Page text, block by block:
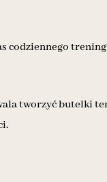
codziennego
tworzyć butelki